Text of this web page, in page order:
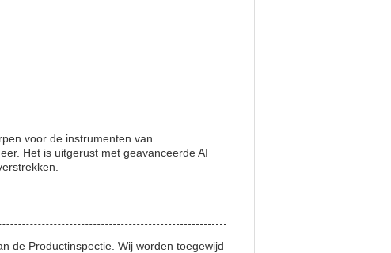
voor de instrumenten van
Het is uitgerust met geavanceerde AI
de Productinspectie. Wij worden toegewijd